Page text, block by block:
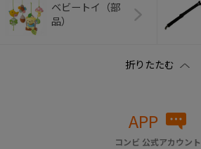
ベビートイ（部
品）
APP
コンビ 公式アカウント